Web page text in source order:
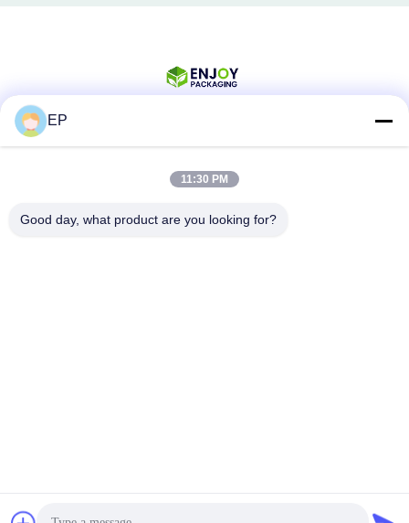
Çin İyi Kalite Bağlama aracı Tedarikçi. Telif hakkı © 2024-2026
EP
11:30 PM
Good day, what product are you looking for?